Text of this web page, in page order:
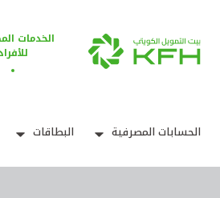
الخدمات
الحسابات المصرفية البطاقات